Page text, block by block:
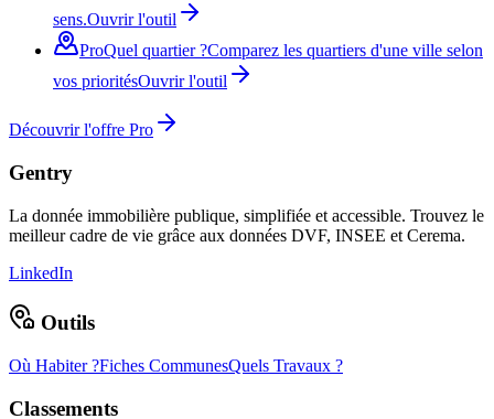
sens.Ouvrir l'outil
ProQuel quartier ?Comparez les quartiers d'une ville selon
vos prioritésOuvrir l'outil
Découvrir l'offre Pro
Gentry
La donnée immobilière publique, simplifiée et accessible. Trouvez le
meilleur cadre de vie grâce aux données DVF, INSEE et Cerema.
LinkedIn
Outils
Où Habiter ?Fiches CommunesQuels Travaux ?
Classements